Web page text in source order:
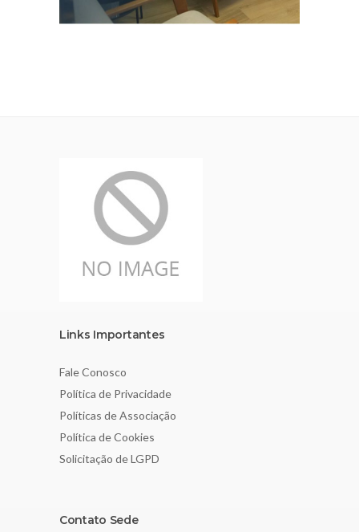
Links Importantes
Fale Conosco
Política de Privacidade
Políticas de Associação
Política de Cookies
Solicitação de LGPD
Contato Sede